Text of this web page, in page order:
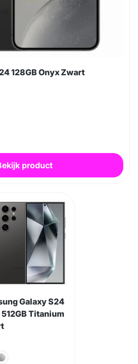
128GB Onyx Zwart
product
Galaxy S24
Titanium